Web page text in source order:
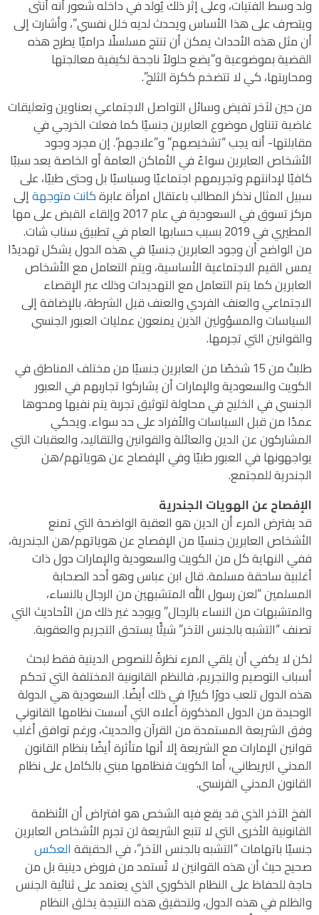
ولد وسط الفتيات، وعلى إثر ذلك يُولد في داخله شعور أنه أنثى
ويتصرف على هذا الأساس ويحدث لديه خلل نفسي”، وأشارت إلى
أن مثل هذه الأحداث يمكن أن تنتج مسلسلًا دراميًا يطرح هذه
القضية بموضوعية و”يضع حلولاً ناجحة لكيفية معالجتها
ومحاربتها، كي لا تتضخم ككرة الثلج”.
من حين لآخر تفيض وسائل التواصل الاجتماعي بعناوين وتعليقات
غاضبة تتناول موضوع العابرين جنسيًا كما فعلت الخرجي في
مقابلتها⁠- أنه يجب “تشخيصهم” و”علاجهم”. إن مجرد وجود
الأشخاص العابرين سواءً في الأماكن العامة أو الخاصة يعد سببًا
كافيًا لإدانتهم وتجريمهم اجتماعيًا وسياسيًا بل وحتى طبيًا، على
سبيل المثال نذكر المطالب باعتقال امرأة عابرةكانت متوجهةإلى
مركز تسوق في السعودية في عام 2017 وإلقاء القبض على مها
المطيري في 2019 بسبب حسابها العام في تطبيق سناب شات.
من الواضح أن وجود العابرين جنسيًا في هذه الدول يشكل تهديدًا
يمس القيم الاجتماعية الأساسية، ويتم التعامل مع الأشخاص
العابرين كما يتم التعامل مع التهديدات وذلك عبر الإقصاء
الاجتماعي والعنف الفردي والعنف قبل الشرطة، بالإضافة إلى
السياسات والمسؤولين الذين يمنعون عمليات العبور الجنسي
والقوانين التي تجرمها.
طلبتُ من 15 شخصًا من العابرين جنسيًا من مختلف المناطق في
الكويت والسعودية والإمارات أن يشاركوا تجاربهم في العبور
الجنسي في الخليج في محاولة لتوثيق تجربة يتم نفيها ومحوها
عمدًا من قبل السياسات والأفراد على حد سواء. ويحكي
المشاركون عن الدين والعائلة والقوانين والتقاليد، والعقبات التي
يواجهونها في العبور طبيًا وفي الإفصاح عن هوياتهم/هن
الجندرية للمجتمع.
الإفصاح عن الهويات الجندرية
قد يفترض المرء أن الدين هو العقبة الواضحة التي تمنع
الأشخاص العابرين جنسيًا من الإفصاح عن هوياتهم/هن الجندرية،
ففي النهاية كل من الكويت والسعودية والإمارات دول ذات
أغلبية ساحقة مسلمة. قال ابن عباس وهو أحد الصحابة
المسلمين “لعن رسول الله المتشبهين من الرجال بالنساء،
والمتشبهات من النساء بالرجال” ويوجد غير ذلك من الأحاديث التي
تصنف “التشبه بالجنس الآخر” شيئًا يستحق التجريم والعقوبة.
لكن لا يكفي أن يلقي المرء نظرةً للنصوص الدينية فقط لبحث
أسباب التوصيم والتجريم، فالنظم القانونية المختلفة التي تحكم
هذه الدول تلعب دورًا كبيرًا في ذلك أيضًا. السعودية هي الدولة
الوحيدة من الدول المذكورة أعلاه التي أسست نظامها القانوني
وفق الشريعة المستمدة من القرآن والحديث، ورغم توافق أغلب
قوانين الإمارات مع الشريعة إلا أنها متأثرة أيضًا بنظام القانون
المدني البريطاني، أما الكويت فنظامها مبني بالكامل على نظام
القانون المدني الفرنسي.
الفخ الآخر الذي قد يقع فيه الشخص هو افتراض أن الأنظمة
القانونية الأخرى التي لا تتبع الشريعة لن تجرم الأشخاص العابرين
جنسيًا باتهامات “التشبه بالجنس الآخر”، في الحقيقةالعكس
صحيح حيث أن هذه القوانين لا تُستمد من فروض دينية بل من
حاجة للحفاظ على النظام الذكوري الذي يعتمد على ثنائية الجنس
والظلم في هذه الدول، ولتحقيق هذه النتيجة يخلق النظام